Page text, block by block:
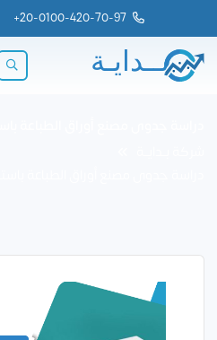
20-0100-420-70-97
+